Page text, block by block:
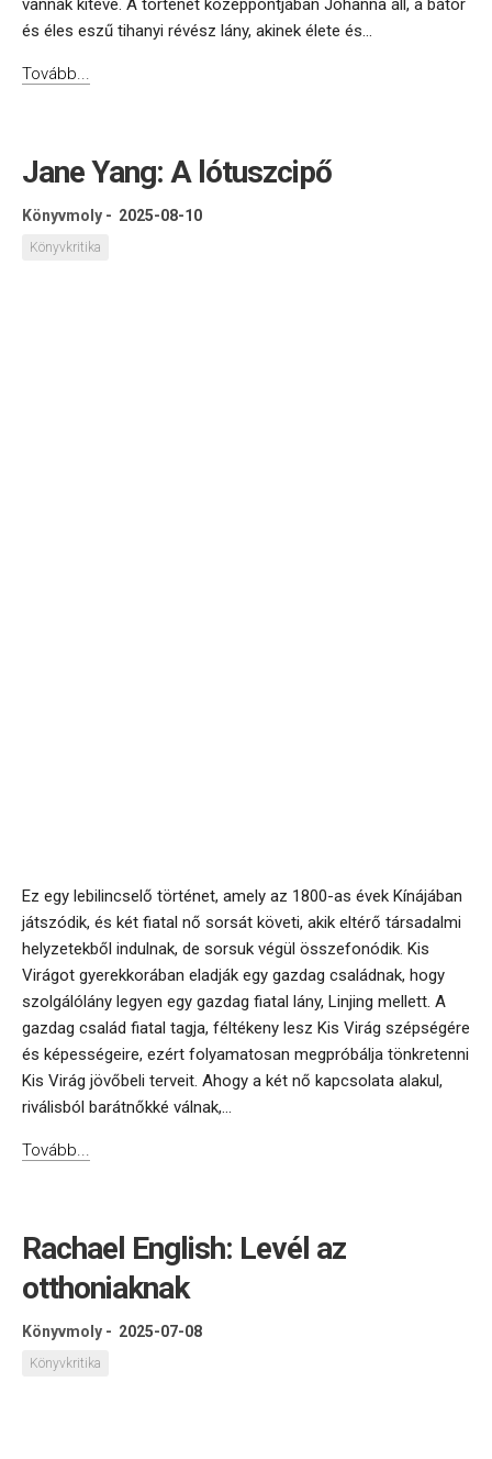
vannak kitéve. A történet középpontjában Johanna áll, a bátor
és éles eszű tihanyi révész lány, akinek élete és...
Tovább...
Jane Yang: A lótuszcipő
Könyvmoly - 2025-08-10
Könyvkritika
Ez egy lebilincselő történet, amely az 1800-as évek Kínájában
játszódik, és két fiatal nő sorsát követi, akik eltérő társadalmi
helyzetekből indulnak, de sorsuk végül összefonódik. Kis
Virágot gyerekkorában eladják egy gazdag családnak, hogy
szolgálólány legyen egy gazdag fiatal lány, Linjing mellett. A
gazdag család fiatal tagja, féltékeny lesz Kis Virág szépségére
és képességeire, ezért folyamatosan megpróbálja tönkretenni
Kis Virág jövőbeli terveit. Ahogy a két nő kapcsolata alakul,
riválisból barátnőkké válnak,...
Tovább...
Rachael English: Levél az
otthoniaknak
Könyvmoly - 2025-07-08
Könyvkritika